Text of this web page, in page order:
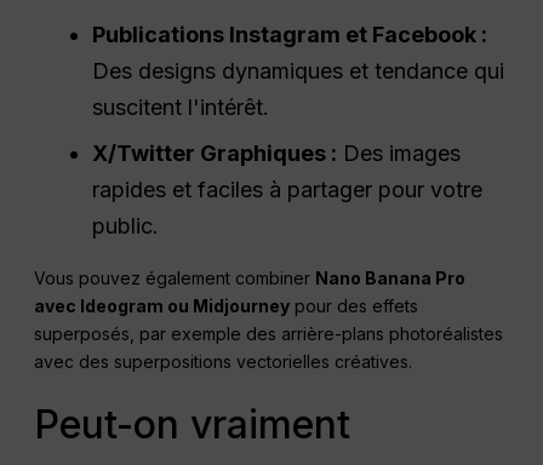
Publications Instagram et Facebook :
Des designs dynamiques et tendance qui
suscitent l'intérêt.
X/Twitter Graphiques : Des images
rapides et faciles à partager pour votre
public.
Vous pouvez également combiner Nano Banana Pro
avec Ideogram ou Midjourney pour des effets
superposés, par exemple des arrière-plans photoréalistes
avec des superpositions vectorielles créatives.
Peut-on vraiment